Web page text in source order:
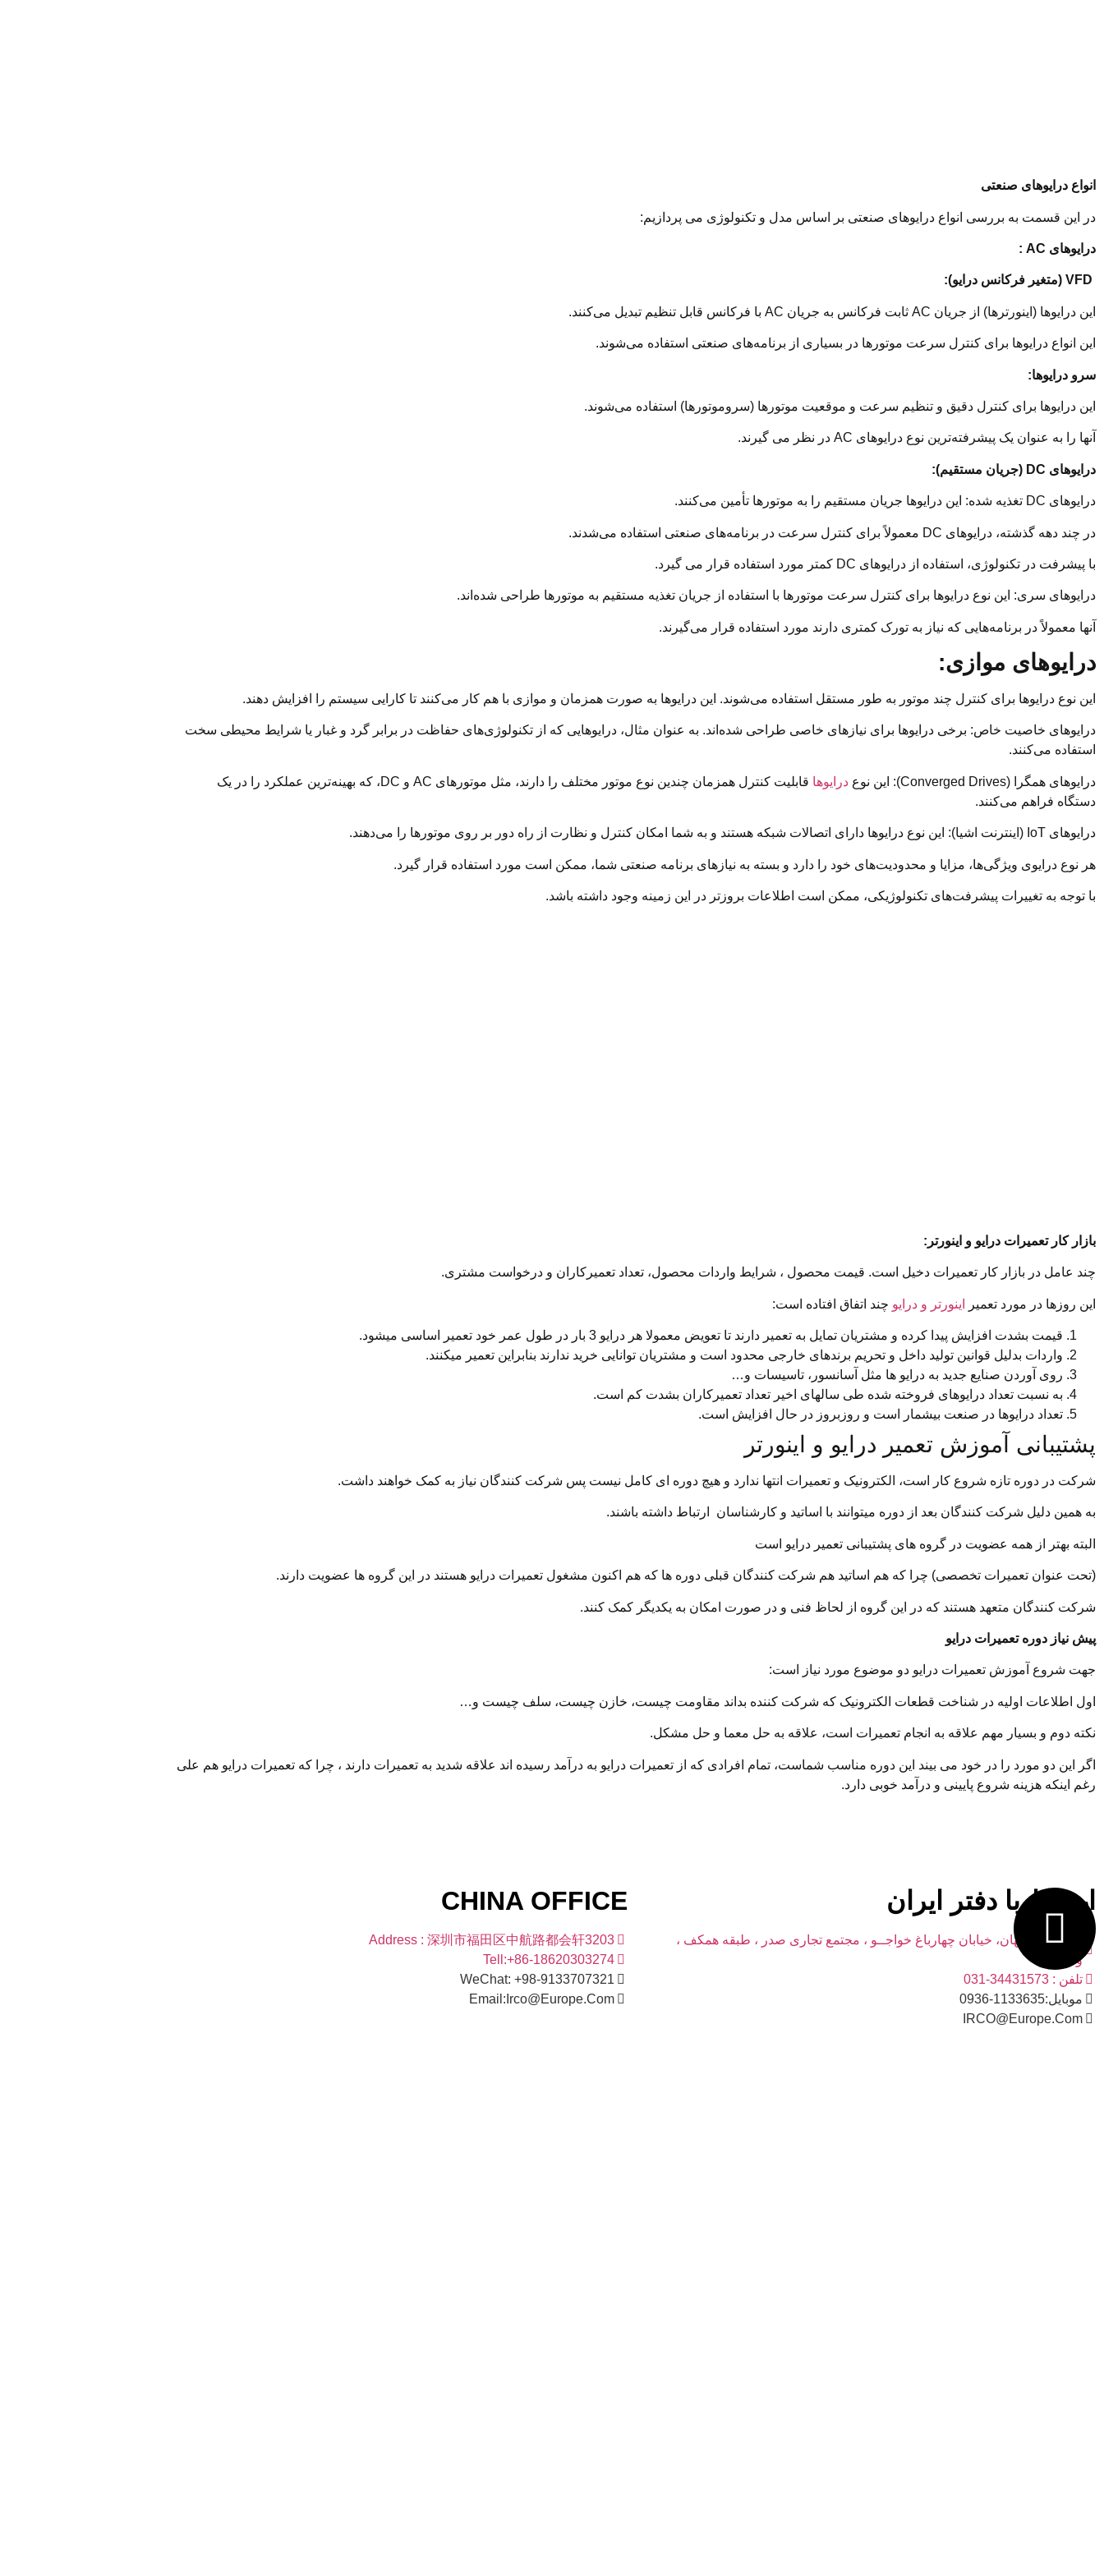
انواع درایوهای صنعتی
در این قسمت به بررسی انواع درایوهای صنعتی بر اساس مدل و تکنولوژی می پردازیم:
درایوهای AC :
این درایوها (اینورترها) از جریان AC ثابت فرکانس به جریان AC با فرکانس قابل تنظیم تبدیل می‌کنند.
این انواع درایوها برای کنترل سرعت موتورها در بسیاری از برنامه‌های صنعتی استفاده می‌شوند.
سرو درایوها:
این درایوها برای کنترل دقیق و تنظیم سرعت و موقعیت موتورها (سروموتورها) استفاده می‌شوند.
آنها را به عنوان یک پیشرفته‌ترین نوع درایوهای AC در نظر می گیرند.
درایوهای DC (جریان مستقیم):
درایوهای DC تغذیه شده: این درایوها جریان مستقیم را به موتورها تأمین می‌کنند.
در چند دهه گذشته، درایوهای DC معمولاً برای کنترل سرعت در برنامه‌های صنعتی استفاده می‌شدند.
با پیشرفت در تکنولوژی، استفاده از درایوهای DC کمتر مورد استفاده قرار می گیرد.
درایوهای سری: این نوع درایوها برای کنترل سرعت موتورها با استفاده از جریان تغذیه مستقیم به موتورها طراحی شده‌اند.
آنها معمولاً در برنامه‌هایی که نیاز به تورک کمتری دارند مورد استفاده قرار می‌گیرند.
درایوهای موازی:
این نوع درایوها برای کنترل چند موتور به طور مستقل استفاده می‌شوند. این درایوها به صورت همزمان و موازی با هم کار می‌کنند تا کارایی سیستم را افزایش دهند.
درایوهای خاصیت خاص: برخی درایوها برای نیازهای خاصی طراحی شده‌اند. به عنوان مثال، درایوهایی که از تکنولوژی‌های حفاظت در برابر گرد و غبار یا شرایط محیطی سخت
استفاده می‌کنند.
درایوهای همگرا (Converged Drives): این نوع درایوها
قابلیت کنترل همزمان چندین نوع موتور مختلف را دارند، مثل موتورهای AC و DC، که بهینه‌ترین عملکرد را در یک
دستگاه فراهم می‌کنند.
درایوهای IoT (اینترنت اشیا): این نوع درایوها دارای اتصالات شبکه هستند و به شما امکان کنترل و نظارت از راه دور بر روی موتورها را می‌دهند.
هر نوع درایوی ویژگی‌ها، مزایا و محدودیت‌های خود را دارد و بسته به نیازهای برنامه صنعتی شما، ممکن است مورد استفاده قرار گیرد.
با توجه به تغییرات پیشرفت‌های تکنولوژیکی، ممکن است اطلاعات بروز‌تر در این زمینه وجود داشته باشد.
بازار کار تعمیرات درایو و اینورتر:
چند عامل در بازار کار تعمیرات دخیل است. قیمت محصول ، شرایط واردات محصول، تعداد تعمیرکاران و درخواست مشتری.
این روزها در مورد تعمیر اینورتر و درایو چند اتفاق افتاده است:
قیمت بشدت افزایش پیدا کرده و مشتریان تمایل به تعمیر دارند تا تعویض معمولا هر درایو 3 بار در طول عمر خود تعمیر اساسی میشود.
واردات بدلیل قوانین تولید داخل و تحریم برندهای خارجی محدود است و مشتریان توانایی خرید ندارند بنابراین تعمیر میکنند.
روی آوردن صنایع جدید به درایو ها مثل آسانسور، تاسیسات و…
به نسبت تعداد درایوهای فروخته شده طی سالهای اخیر تعداد تعمیرکاران بشدت کم است.
تعداد درایوها در صنعت بیشمار است و روزبروز در حال افزایش است.
پشتیبانی آموزش تعمیر درایو و اینورتر
شرکت در دوره تازه شروع کار است، الکترونیک و تعمیرات انتها ندارد و هیچ دوره ای کامل نیست پس شرکت کنندگان نیاز به کمک خواهند داشت.
به همین دلیل شرکت کنندگان بعد از دوره میتوانند با اساتید و کارشناسان ارتباط داشته باشند.
البته بهتر از همه عضویت در گروه های پشتیبانی تعمیر درایو است
(تحت عنوان تعمیرات تخصصی) چرا که هم اساتید هم شرکت کنندگان قبلی دوره ها که هم اکنون مشغول تعمیرات درایو هستند در این گروه ها عضویت دارند.
شرکت کنندگان متعهد هستند که در این گروه از لحاظ فنی و در صورت امکان به یکدیگر کمک کنند.
پیش نیاز دوره تعمیرات درایو
جهت شروع آموزش تعمیرات درایو دو موضوع مورد نیاز است:
اول اطلاعات اولیه در شناخت قطعات الکترونیک که شرکت کننده بداند مقاومت چیست، خازن چیست، سلف چیست و…
نکته دوم و بسیار مهم علاقه به انجام تعمیرات است، علاقه به حل معما و حل مشکل.
اگر این دو مورد را در خود می بیند این دوره مناسب شماست، تمام افرادی که از تعمیرات درایو به درآمد رسیده اند علاقه شدید به تعمیرات دارند ، چرا که تعمیرات درایو هم علی
رغم اینکه هزینه شروع پایینی و درآمد خوبی دارد.
ارتباط با دفتر ایران
آدرس : اصفهان، خیابان چهارباغ خواجــو ، مجتمع تجاری صدر ، طبقه همکف ،
واحد2
تلفن : 34431573-031
موبایل:1133635-0936
IRCO@Europe.Com
CHINA OFFICE
Address : 深圳市福田区中航路都会轩3203
Tell:+86-18620303274
WeChat: +98-9133707321
Email:Irco@Europe.Com